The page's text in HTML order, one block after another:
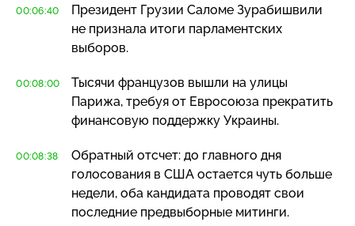
00:06:40
Президент Грузии Саломе Зурабишвили
не признала итоги парламентских
выборов.
00:08:00
Тысячи французов вышли на улицы
Парижа, требуя от Евросоюза прекратить
финансовую поддержку Украины.
00:08:38
Обратный отсчет: до главного дня
голосования в США остается чуть больше
недели, оба кандидата проводят свои
последние предвыборные митинги.